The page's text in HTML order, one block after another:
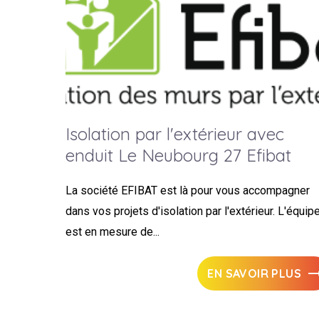
Isolation par l'extérieur avec
enduit Le Neubourg 27 Efibat
La société EFIBAT est là pour vous accompagner
dans vos projets d'isolation par l'extérieur.
est en mesure de...
EN SAVOIR PLUS